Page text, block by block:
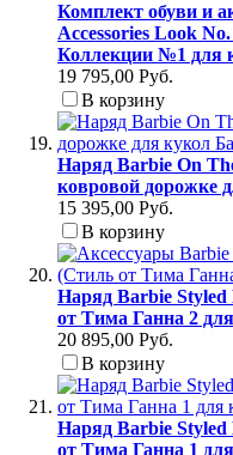
Комплект обуви и
Accessories Look
Коллекции №1 для
19 795,00 Руб.
В корзину
Наряд Barbie On
ковровой дорожке
15 395,00 Руб.
В корзину
Наряд Barbie Styled
от Тима Ганна 2
20 895,00 Руб.
В корзину
Наряд Barbie Styled
от Тима Ганна 1